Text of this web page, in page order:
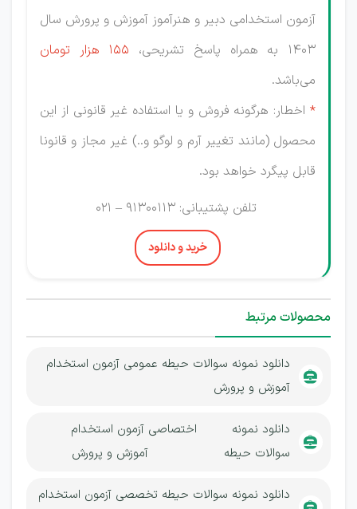
آزمون‌ استخدامی دبیر و هنرآموز آموزش و پرورش سال
1403 به همراه پاسخ تشریحی،
155 هزار
تومان
می‌باشد.
* اخطار: هرگونه فروش و یا استفاده غیر قانونی از این
محصول (مانند تغییر آرم و لوگو و..) غیر مجاز و قانونا
قابل پیگرد خواهد بود.
تلفن پشتیبانی: 91300113 – 021
خرید و دانلود
محصولات مرتبط
دانلود نمونه سوالات حیطه عمومی آزمون استخدام
آموزش و پرورش
دانلود نمونه
سوالات حیطه
اختصاصی آزمون استخدام
آموزش و پرورش
دانلود نمونه سوالات حیطه تخصصی آزمون استخدام